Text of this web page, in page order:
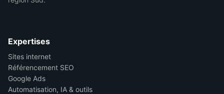
Expertises
Sites internet
Référencement SEO
Google Ads
Automatisation, IA & outils